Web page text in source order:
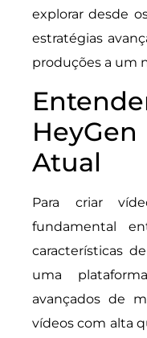
explorar desde
estratégias
produções a um
Atual
Para criar
fundamental
características
uma
avançados de
vídeos com alta